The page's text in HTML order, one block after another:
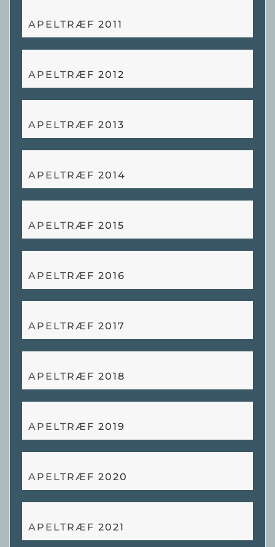
APELTRÆF 2011
APELTRÆF 2012
APELTRÆF 2013
APELTRÆF 2014
APELTRÆF 2015
APELTRÆF 2016
APELTRÆF 2017
APELTRÆF 2018
APELTRÆF 2019
APELTRÆF 2020
APELTRÆF 2021